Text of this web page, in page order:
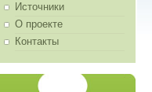
Источники
О проекте
Контакты